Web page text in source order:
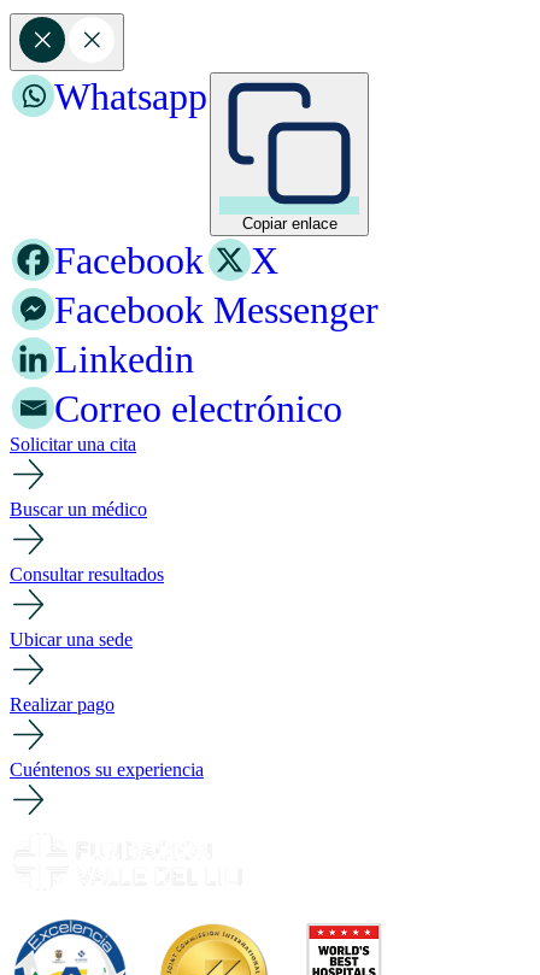
Copiar enlace
Whatsapp
Facebook
X
Facebook Messenger
Linkedin
Correo electrónico
Solicitar una cita
Buscar un médico
Consultar resultados
Ubicar una sede
Realizar pago
Cuéntenos su experiencia